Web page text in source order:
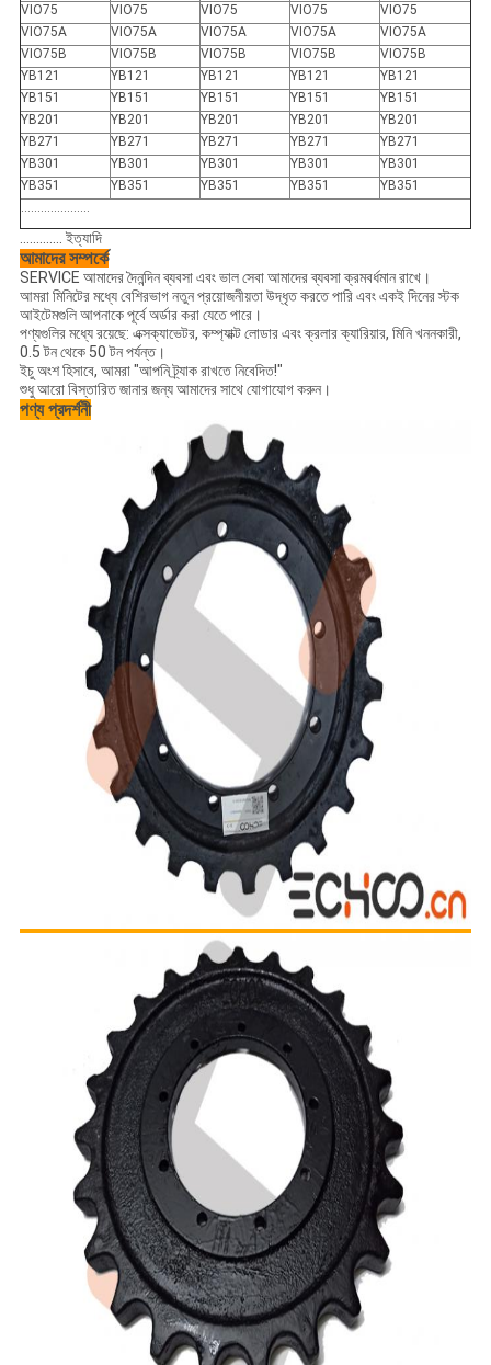
VIO75
VIO75 VIO75 VIO75
VIO75
VIO75A
VIO75A VIO75A VIO75A
VIO75A
VIO75B
VIO75B VIO75B VIO75B
VIO75B
YB121
YB121 YB121 YB121
YB121
YB151
YB151 YB151 YB151
YB151
YB201
YB201 YB201 YB201
YB201
YB271
YB271 YB271 YB271
YB271
YB301
YB301 YB301 YB301
YB301
YB351
YB351 YB351 YB351
YB351
.....................
............. ইত্যাদি
আমাদের সম্পর্কে
SERVICE আমাদের দৈনন্দিন ব্যবসা এবং ভাল সেবা আমাদের ব্যবসা ক্রমবর্ধমান রাখে।
আমরা মিনিটের মধ্যে বেশিরভাগ নতুন প্রয়োজনীয়তা উদ্ধৃত করতে পারি এবং একই দিনের স্টক
আইটেমগুলি আপনাকে পূর্বে অর্ডার করা যেতে পারে।
পণ্যগুলির মধ্যে রয়েছে: এক্সক্যাভেটর, কম্প্যাক্ট লোডার এবং ক্রলার ক্যারিয়ার, মিনি খননকারী,
0.5 টন থেকে 50 টন পর্যন্ত।
ইচু অংশ হিসাবে, আমরা "আপনি ট্র্যাক রাখতে নিবেদিত!"
শুধু আরো বিস্তারিত জানার জন্য আমাদের সাথে যোগাযোগ করুন।
পণ্য প্রদর্শনী